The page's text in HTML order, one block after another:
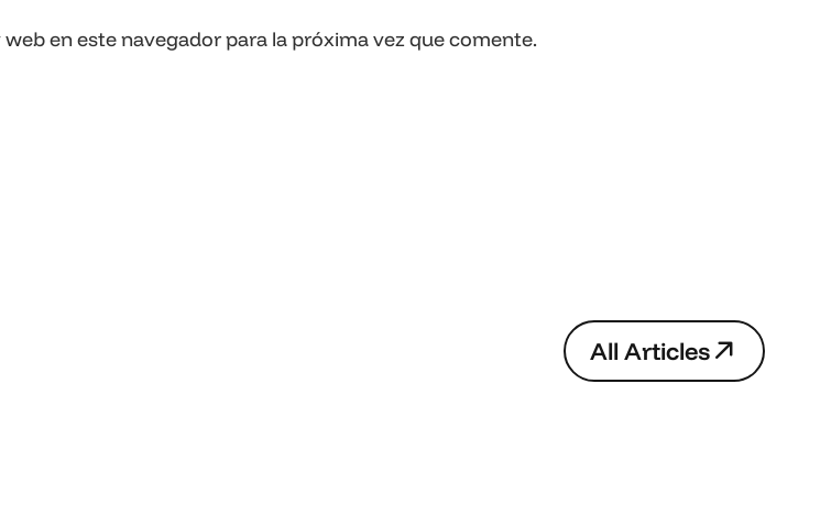
en este navegador para la próxima vez que comente.
All Articles
AllArticles